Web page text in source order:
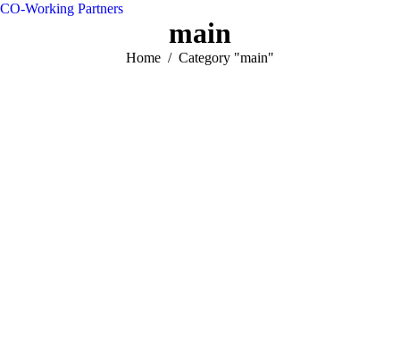
CO-Working Partners
main
You are here:
Home Category "main"